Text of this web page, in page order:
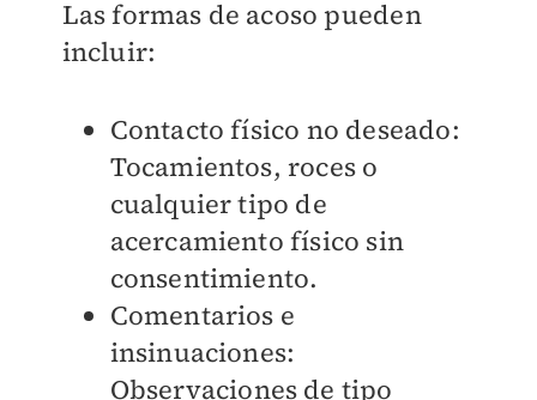
Las formas de acoso pueden
incluir:
Contacto físico no deseado:
Tocamientos, roces o
cualquier tipo de
acercamiento físico sin
consentimiento.
Comentarios e
insinuaciones:
Observaciones de tipo